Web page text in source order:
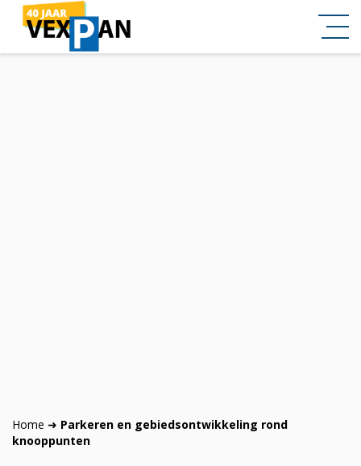
Home ➜ Parkeren en gebiedsontwikkeling rond
knooppunten